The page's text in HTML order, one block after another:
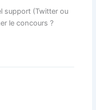
support (Twitter ou
le concours ?